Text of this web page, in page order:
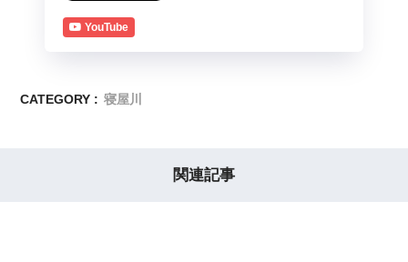
YouTube
CATEGORY : 寝屋川
関連記事